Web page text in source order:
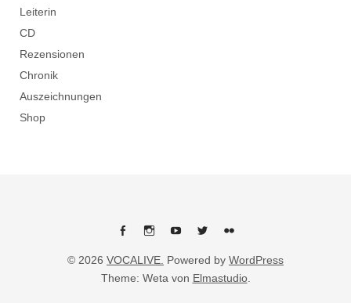
Leiterin
CD
Rezensionen
Chronik
Auszeichnungen
Shop
FacebookInstagramYoutubeTwitterflickr
© 2026 VOCALIVE. Powered by WordPress
Theme: Weta von Elmastudio.